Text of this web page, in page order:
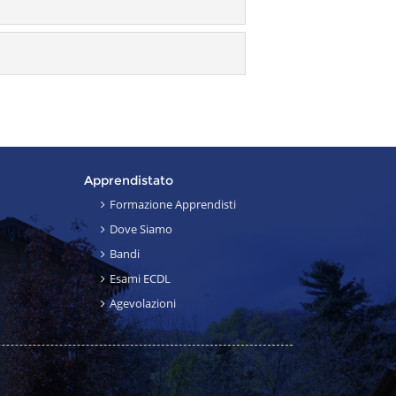
Apprendistato
Formazione Apprendisti
Dove Siamo
Bandi
Esami ECDL
Agevolazioni